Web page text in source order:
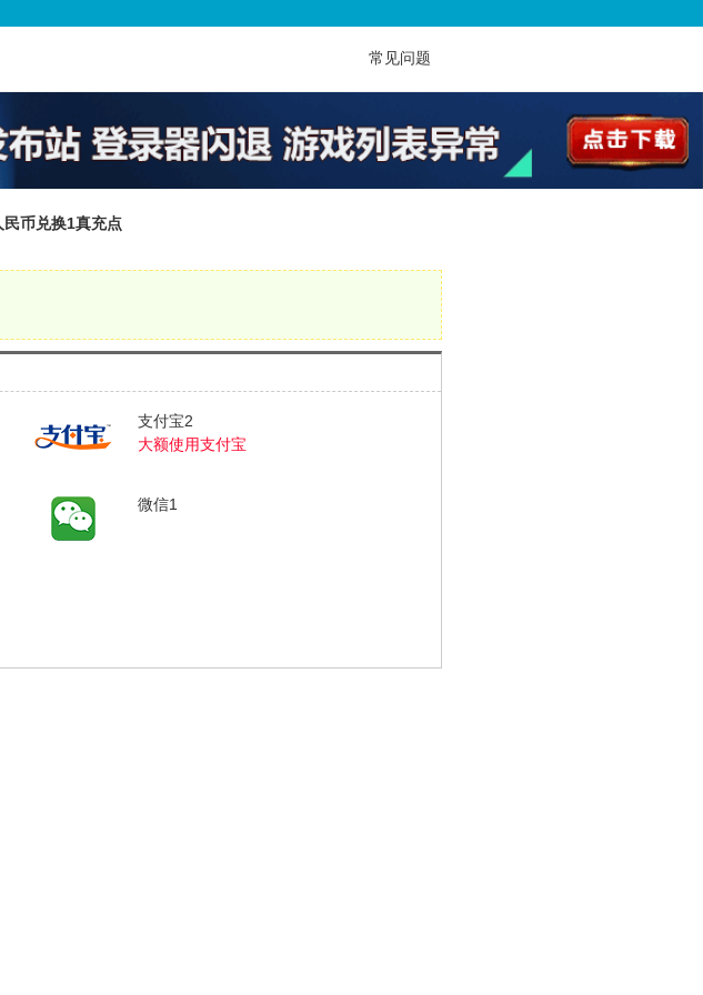
常见问题
民币兑换1真充点
支付宝2
大额使用支付宝
微信1